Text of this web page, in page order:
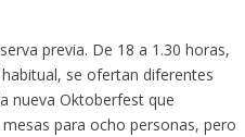
previa. De 18 a 1.30 horas,
se ofertan diferentes
nueva Oktoberfest que
para ocho personas, pero